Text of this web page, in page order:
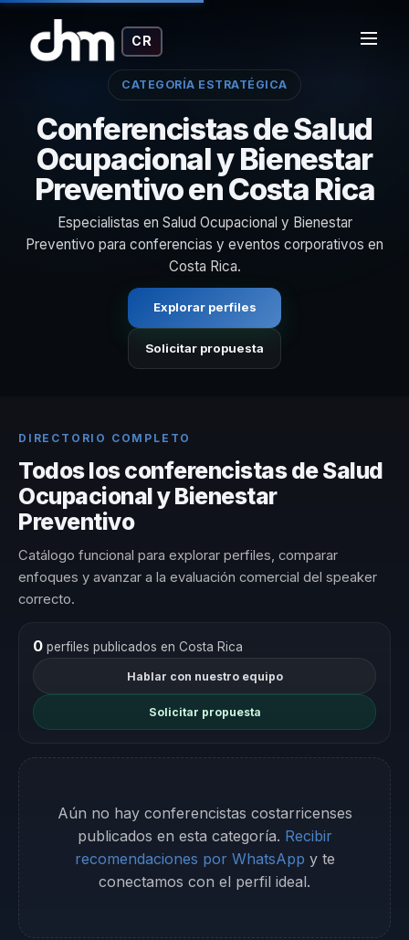
CR
CATEGORÍA ESTRATÉGICA
Conferencistas de Salud
Ocupacional y Bienestar
Preventivo en Costa Rica
Especialistas en Salud Ocupacional y Bienestar
Preventivo para conferencias y eventos corporativos en
Costa Rica.
Explorar perfiles
Solicitar propuesta
DIRECTORIO COMPLETO
Todos los conferencistas de Salud
Ocupacional y Bienestar
Preventivo
Catálogo funcional para explorar perfiles, comparar
enfoques y avanzar a la evaluación comercial del speaker
correcto.
0perfiles publicados en Costa Rica
Hablar con nuestro equipo
Solicitar propuesta
Aún no hay conferencistas costarricenses
publicados en esta categoría. Recibir
recomendaciones por WhatsApp y te
conectamos con el perfil ideal.